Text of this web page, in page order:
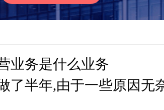
业务是什么业务
了半年,由于一些原因无